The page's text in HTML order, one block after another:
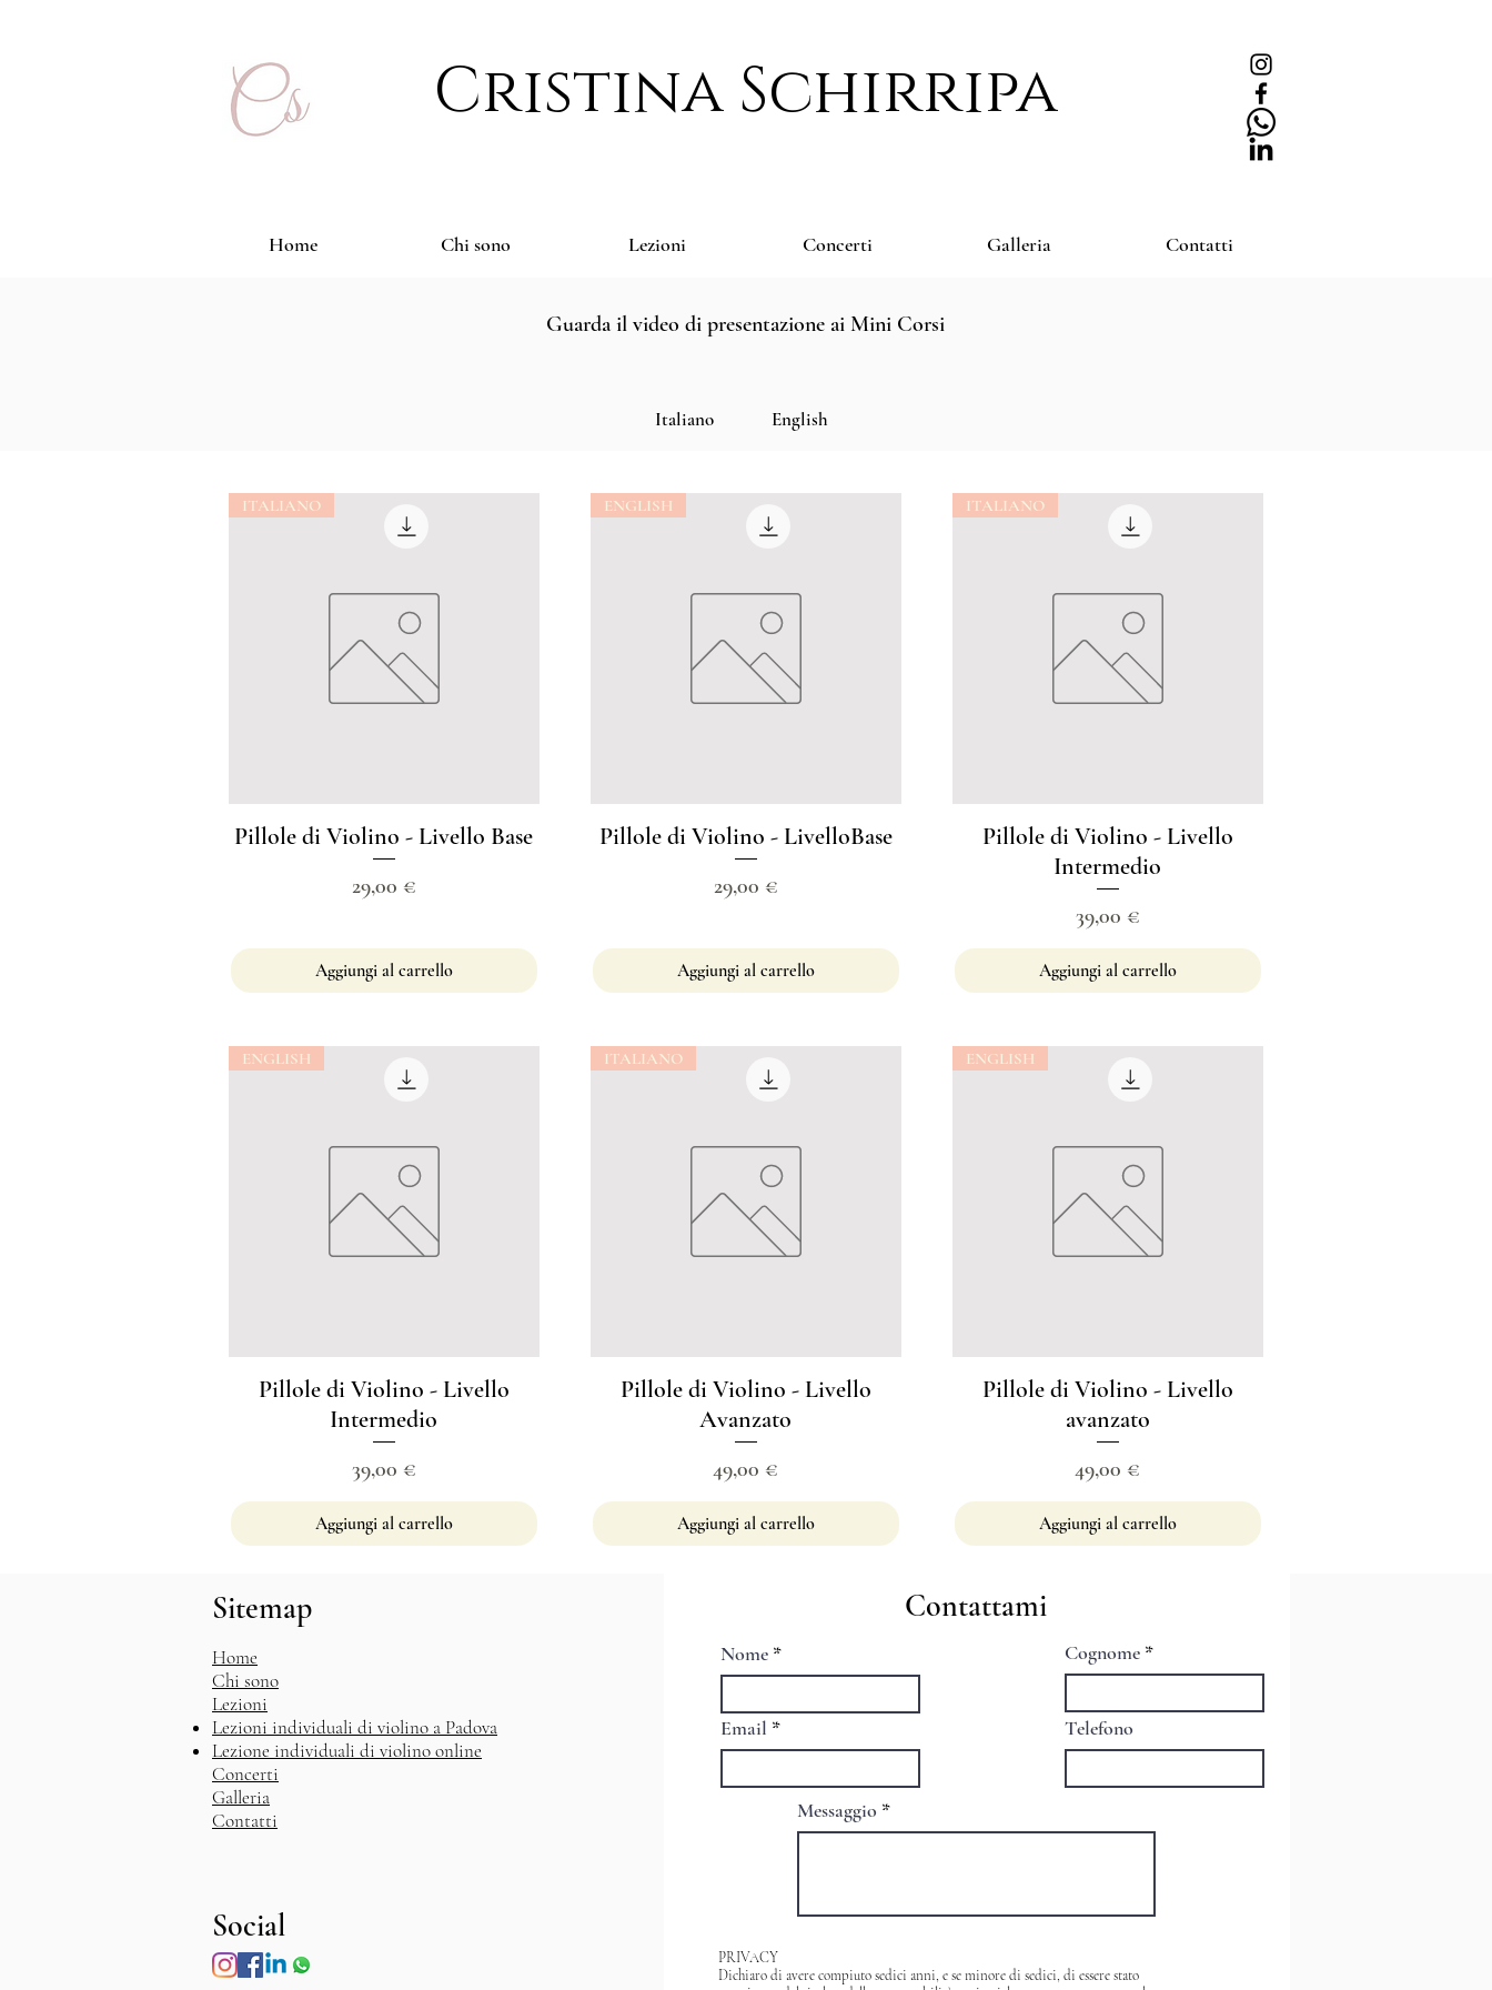
Cristina Schirripa
Home Chi sono Lezioni Concerti Galleria Contatti
Guarda il video di presentazione ai Mini Corsi
Italiano English
ITALIANO
Pillole di Violino - Livello Base
Prezzo
29,00 €
Aggiungi al carrello
ENGLISH
Pillole di Violino - LivelloBase
Prezzo
29,00 €
Aggiungi al carrello
ITALIANO
Pillole di Violino - Livello
Intermedio
Prezzo
39,00 €
Aggiungi al carrello
ENGLISH
Pillole di Violino - Livello
Intermedio
Prezzo
39,00 €
Aggiungi al carrello
ITALIANO
Pillole di Violino - Livello
Avanzato
Prezzo
49,00 €
Aggiungi al carrello
ENGLISH
Pillole di Violino - Livello
avanzato
Prezzo
49,00 €
Aggiungi al carrello
Sitemap
Home
Chi sono
Lezioni
Lezioni individuali di violino a Padova
Lezione individuali di violino online
Concerti
Galleria
Contatti
Social
Contattami
Nome
Email
Cognome
Telefono
Messaggio
PRIVACY
Dichiaro di avere compiuto sedici anni, e se minore di sedici, di essere stato